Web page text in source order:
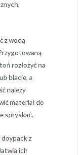
z wodą
rozłożyć na
blacie, a
należy
materiał do
spryskać.
z
ich